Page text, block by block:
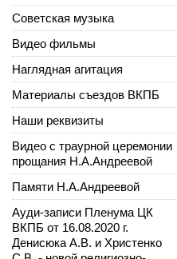
Советская музыка
Видео фильмы
Наглядная агитация
Материалы съездов ВКПБ
Наши реквизиты
Видео с траурной церемонии
прощания Н.А.Андреевой
Памяти Н.А.Андреевой
Ауди-записи Пленума ЦК
ВКПБ от 16.08.2020 г.
Денисюка А.В. и Христенко